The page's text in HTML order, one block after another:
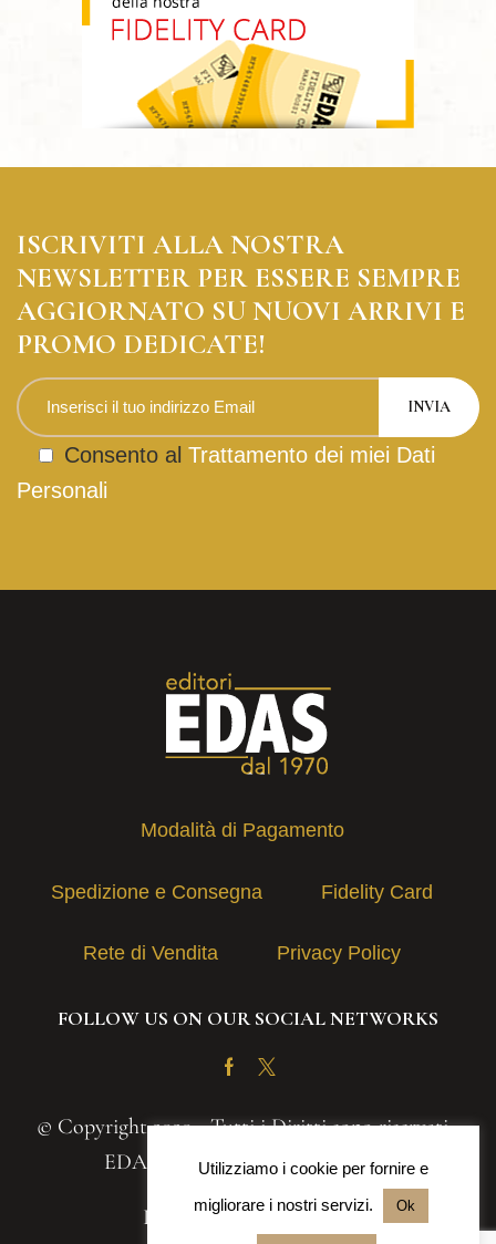
ISCRIVITI ALLA NOSTRA
NEWSLETTER PER ESSERE SEMPRE
AGGIORNATO SU NUOVI ARRIVI E
PROMO DEDICATE!
Consento al Trattamento dei miei Dati
Personali
Modalità di Pagamento
Spedizione e Consegna Fidelity Card
Rete di Vendita Privacy Policy
FOLLOW US ON OUR SOCIAL NETWORKS
Facebook
Twitter
© Copyright 2020 - Tutti i Diritti sono riservati -
EDAS S.A.S. | P.IVA 03131030839
Powered byIteranea srl
Utilizziamo i cookie per fornire e
migliorare i nostri servizi.
Ok